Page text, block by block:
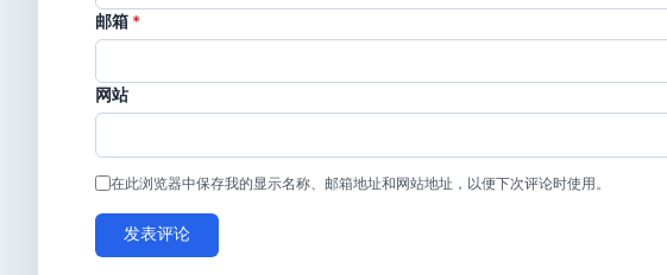
邮箱 *
网站
在此浏览器中保存我的显示名称、邮箱地址和网站地址，以便下次评论时使用。